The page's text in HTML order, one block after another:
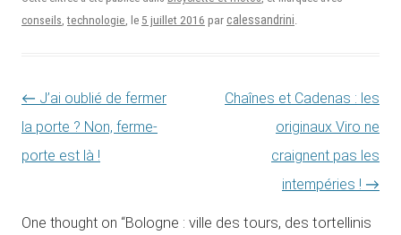
conseils ,technologie , le 5 juillet 2016 par calessandrini
Navigation des articles
← J’ai oublié de fermer
la porte ? Non, ferme-
porte est là !
Chaînes et Cadenas : les
originaux Viro ne
craignent pas les
intempéries ! →
One thought on “Bologne : ville des tours, des tortellinis